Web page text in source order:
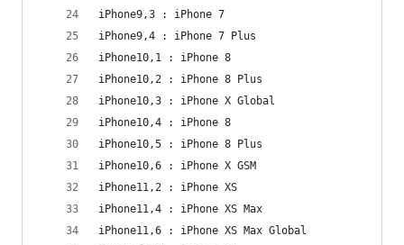
iPhone9,3 : iPhone 7
iPhone9,4 : iPhone 7 Plus
iPhone10,1 : iPhone 8
iPhone10,2 : iPhone 8 Plus
iPhone10,3 : iPhone X Global
iPhone10,4 : iPhone 8
iPhone10,5 : iPhone 8 Plus
iPhone10,6 : iPhone X GSM
iPhone11,2 : iPhone XS
iPhone11,4 : iPhone XS Max
iPhone11,6 : iPhone XS Max Global